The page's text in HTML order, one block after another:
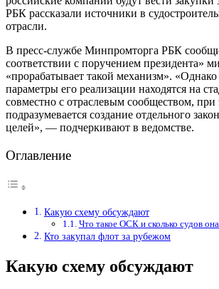
РБК рассказали источники в
отрасли.
В пресс-службе Минпромторга РБК
соответствии с поручением президента»
«прорабатывает такой механизм».
параметры его реализации находятся на
совместно с отраслевым сообществом, при
подразумевается создание отдельного
целей», — подчеркивают в ведомстве.
Оглавление
Какую схему обсуждают
Что такое ОСК и сколько судов
Кто закупал флот за рубежом
Какую схему обсуждают